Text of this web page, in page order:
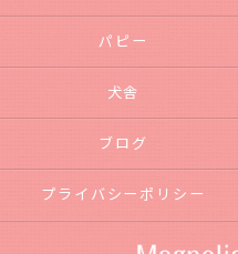
パピー
犬舎
ブログ
プライバシーポリシー